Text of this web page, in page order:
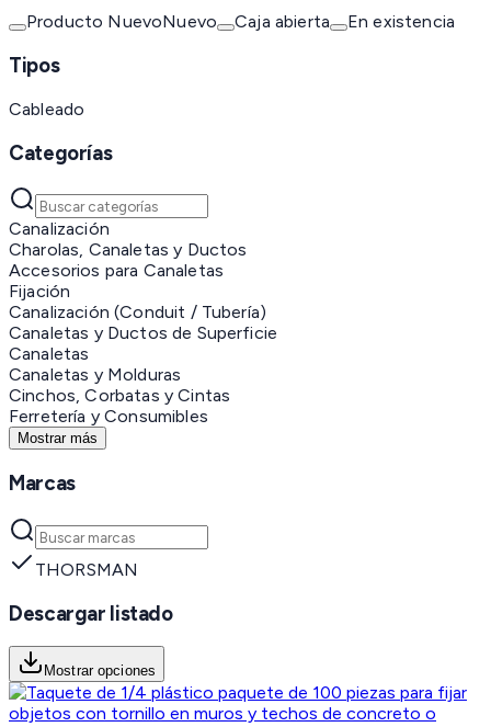
Producto NuevoNuevo Caja abierta En existencia
Tipos
Cableado
Categorías
Canalización
Charolas, Canaletas y Ductos
Accesorios para Canaletas
Fijación
Canalización (Conduit / Tubería)
Canaletas y Ductos de Superficie
Canaletas
Canaletas y Molduras
Cinchos, Corbatas y Cintas
Ferretería y Consumibles
Mostrar más
Marcas
THORSMAN
Descargar listado
Mostrar opciones